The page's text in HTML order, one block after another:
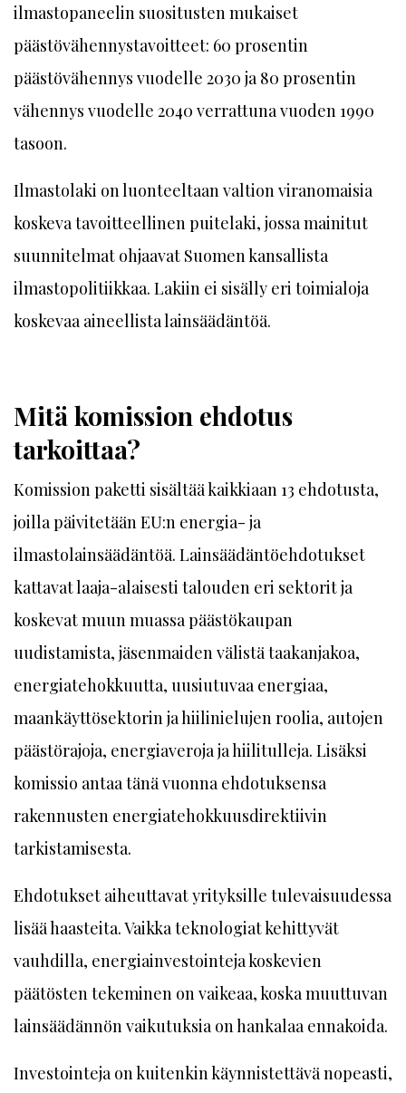
ilmastopaneelin suositusten mukaiset
päästövähennystavoitteet: 60 prosentin
päästövähennys vuodelle 2030 ja 80 prosentin
vähennys vuodelle 2040 verrattuna vuoden 1990
tasoon.
Ilmastolaki on luonteeltaan valtion viranomaisia
koskeva tavoitteellinen puitelaki, jossa mainitut
suunnitelmat ohjaavat Suomen kansallista
ilmastopolitiikkaa. Lakiin ei sisälly eri toimialoja
koskevaa aineellista lainsäädäntöä.
Mitä komission ehdotus
tarkoittaa?
Komission paketti sisältää kaikkiaan 13 ehdotusta,
joilla päivitetään EU:n energia- ja
ilmastolainsäädäntöä. Lainsäädäntöehdotukset
kattavat laaja-alaisesti talouden eri sektorit ja
koskevat muun muassa päästökaupan
uudistamista, jäsenmaiden välistä taakanjakoa,
energiatehokkuutta, uusiutuvaa energiaa,
maankäyttösektorin ja hiilinielujen roolia, autojen
päästörajoja, energiaveroja ja hiilitulleja. Lisäksi
komissio antaa tänä vuonna ehdotuksensa
rakennusten energiatehokkuusdirektiivin
tarkistamisesta.
Ehdotukset aiheuttavat yrityksille tulevaisuudessa
lisää haasteita. Vaikka teknologiat kehittyvät
vauhdilla, energiainvestointeja koskevien
päätösten tekeminen on vaikeaa, koska muuttuvan
lainsäädännön vaikutuksia on hankalaa ennakoida.
Investointeja on kuitenkin käynnistettävä nopeasti,